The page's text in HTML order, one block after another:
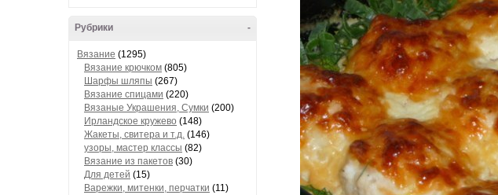
-
Рубрики
Вязание (1295)
Вязание крючком (805)
Шарфы шляпы (267)
Вязание спицами (220)
Вязаные Украшения, Сумки (200)
Ирландское кружево (148)
Жакеты, свитера и т.д. (146)
узоры, мастер классы (82)
Вязание из пакетов (30)
Для детей (15)
Варежки, митенки, перчатки (11)